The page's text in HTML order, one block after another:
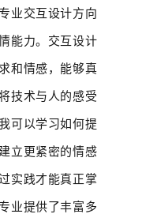
业交互设计方向
能力。交互设计
和情感，能够真
技术与人的感受
可以学习如何提
立更紧密的情感
实践才能真正掌
业提供了丰富多